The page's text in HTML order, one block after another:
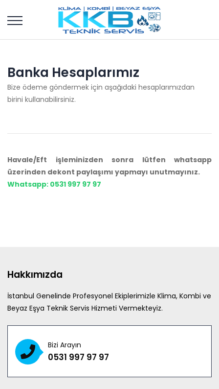
Banka Hesaplarımız
Bize ödeme göndermek için aşağıdaki hesaplarımızdan
birini kullanabilirsiniz.
Havale/Eft işleminizden sonra lütfen whatsapp
üzerinden dekont paylaşımı yapmayı unutmayınız.
Whatsapp: 0531 997 97 97
Hakkımızda
İstanbul Genelinde Profesyonel Ekiplerimizle Klima, Kombi ve
Beyaz Eşya Teknik Servis Hizmeti Vermekteyiz.
Bizi Arayın
0531 997 97 97